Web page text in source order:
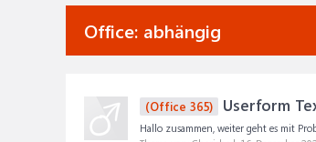
Office: abhängig
(Office 365) Userform
Hallo zusammen, weiter geht es mit